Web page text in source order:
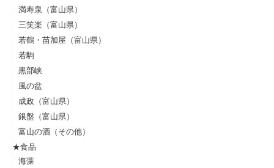
満寿泉（富山県）
三笑楽（富山県）
若鶴・苗加屋（富山県）
若駒
黒部峡
風の盆
成政（富山県）
銀盤（富山県）
富山の酒（その他）
★食品
海藻